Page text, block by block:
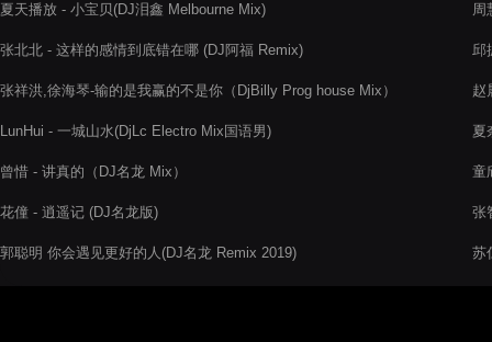
夏天播放 - 小宝贝(DJ泪鑫 Melbourne Mix)
张北北 - 这样的感情到底错在哪 (DJ阿福 Remix)
张祥洪,徐海琴-输的是我赢的不是你（DjBilly Prog house Mix）
LunHui - 一城山水(DjLc Electro Mix国语男)
曾惜 - 讲真的（DJ名龙 Mix）
花僮 - 逍遥记 (DJ名龙版)
郭聪明 你会遇见更好的人(DJ名龙 Remix 2019)
周
邱
赵
夏
童
张
苏